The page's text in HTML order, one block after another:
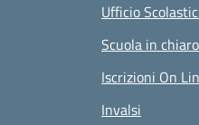
Ufficio
Scuola in chiaro
Iscrizioni On
Invalsi